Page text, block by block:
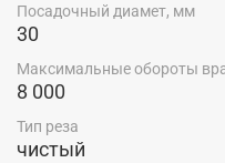
Посадочный диамет, мм
30
Максимальные обороты
8 000
Тип реза
чистый